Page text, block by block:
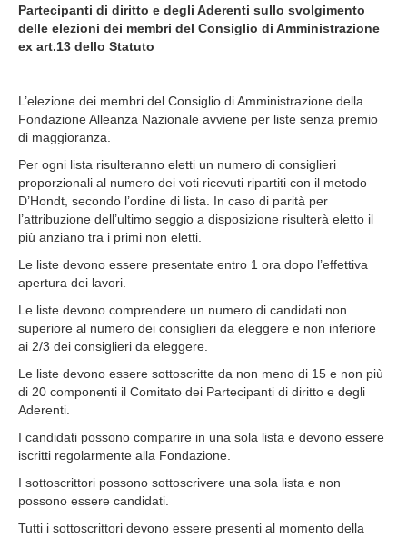
Partecipanti di diritto e degli Aderenti sullo svolgimento
delle elezioni dei membri del Consiglio di Amministrazione
ex art.13 dello Statuto
L’elezione dei membri del Consiglio di Amministrazione della
Fondazione Alleanza Nazionale avviene per liste senza premio
di maggioranza.
Per ogni lista risulteranno eletti un numero di consiglieri
proporzionali al numero dei voti ricevuti ripartiti con il metodo
D’Hondt, secondo l’ordine di lista. In caso di parità per
l’attribuzione dell’ultimo seggio a disposizione risulterà eletto il
più anziano tra i primi non eletti.
Le liste devono essere presentate entro 1 ora dopo l’effettiva
apertura dei lavori.
Le liste devono comprendere un numero di candidati non
superiore al numero dei consiglieri da eleggere e non inferiore
ai 2/3 dei consiglieri da eleggere.
Le liste devono essere sottoscritte da non meno di 15 e non più
di 20 componenti il Comitato dei Partecipanti di diritto e degli
Aderenti.
I candidati possono comparire in una sola lista e devono essere
iscritti regolarmente alla Fondazione.
I sottoscrittori possono sottoscrivere una sola lista e non
possono essere candidati.
Tutti i sottoscrittori devono essere presenti al momento della